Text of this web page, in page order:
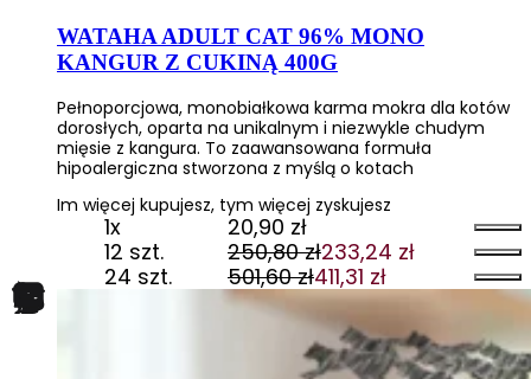
WATAHA ADULT CAT 96% MONO
KANGUR Z CUKINĄ 400G
Pełnoporcjowa, monobiałkowa karma mokra dla kotów
dorosłych, oparta na unikalnym i niezwykle chudym
mięsie z kangura. To zaawansowana formuła
hipoalergiczna stworzona z myślą o kotach
Im więcej kupujesz, tym więcej zyskujesz
1x 20,90 zł
12 szt.
250,80zł
Pierwotna
cena
wynosiła:
250,80 zł.
233,24 zł
Aktualna
cena
wynosi:
233,24 zł.
24 szt. 501,60zł
Pierwotna
cena
wynosiła:
501,60 zł.
411,31 zł
Aktualna
cena